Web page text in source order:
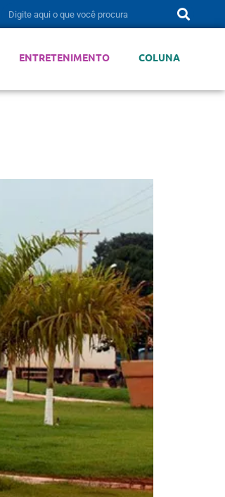
ENTRETENIMENTO COLUNA